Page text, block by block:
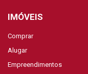
IMÓVEIS
Comprar
Alugar
Empreendimentos